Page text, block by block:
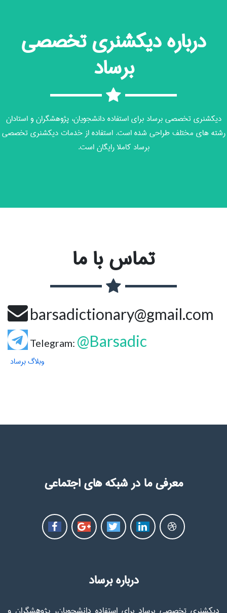
درباره دیکشنری تخصصی
برساد
دیکشنری تخصصی برساد برای استفاده دانشجویان، پژوهشگران و استادان
رشته های مختلف طراحی شده است. استفاده از خدمات دیکشنری تخصصی
برساد کاملا رایگان است.
تماس با ما
barsadictionary@gmail.com
Telegram: @Barsadic
وبلاگ برساد
معرفی ما در شبکه های اجتماعی
درباره برساد